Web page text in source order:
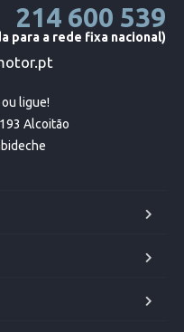
214 600 539
para a rede fixa nacional)
ligue!
Alcoitão